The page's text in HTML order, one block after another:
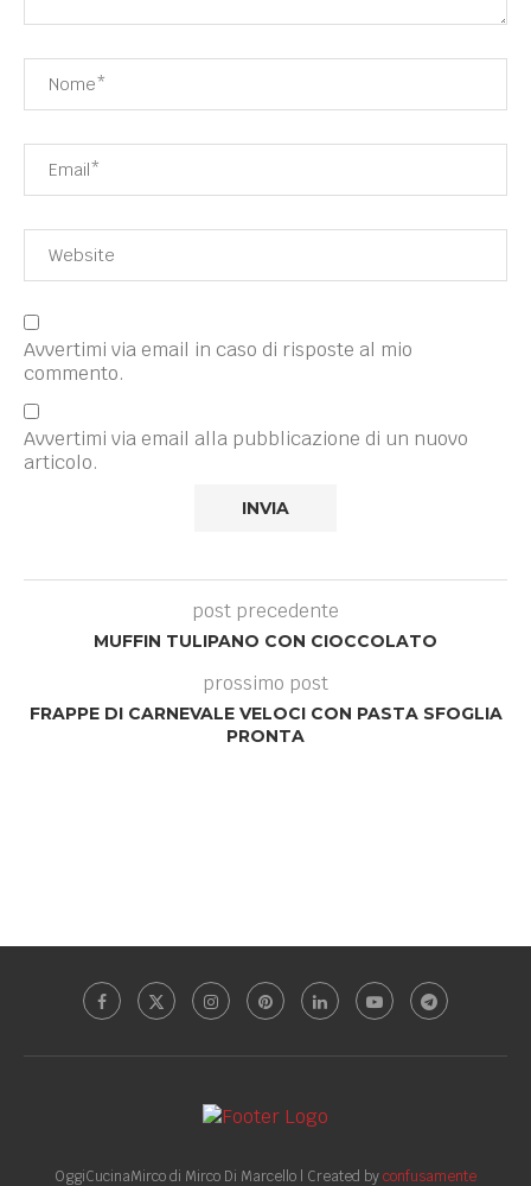
Avvertimi via email in caso di risposte al mio
commento.
Avvertimi via email alla pubblicazione di un nuovo
articolo.
post precedente
MUFFIN TULIPANO CON CIOCCOLATO
prossimo post
FRAPPE DI CARNEVALE VELOCI CON PASTA SFOGLIA
PRONTA
OggiCucinaMirco di Mirco Di Marcello | Created byconfusamente